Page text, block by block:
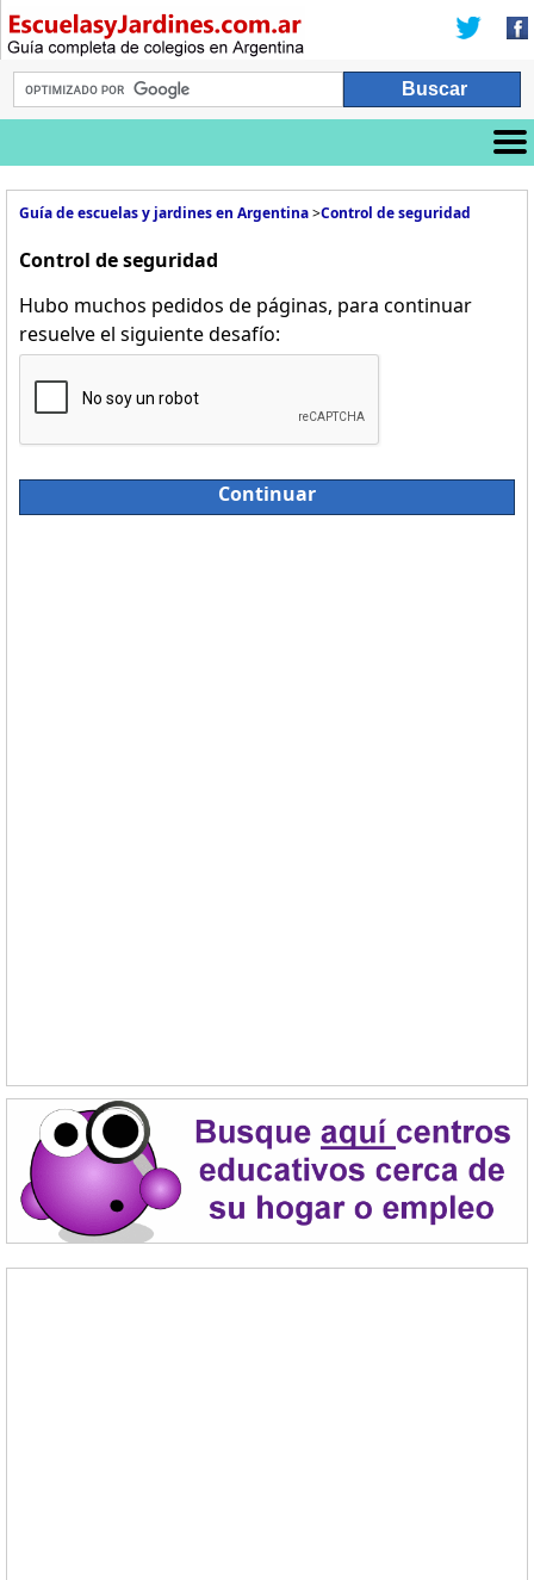
Guía de escuelas y jardines en Argentina>Control de seguridad
Control de seguridad
Hubo muchos pedidos de páginas, para continuar
resuelve el siguiente desafío:
Continuar